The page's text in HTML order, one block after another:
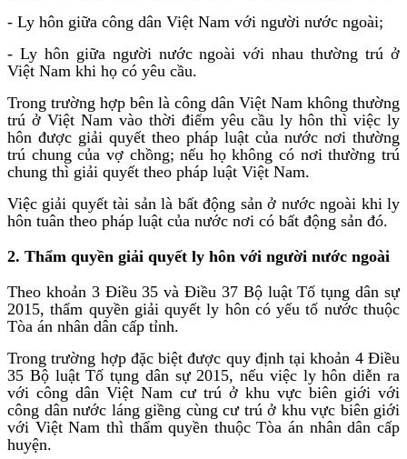
- Ly hôn giữa công dân Việt Nam với người nước ngoài;
- Ly hôn giữa người nước ngoài với nhau thường trú ở
Việt Nam khi họ có yêu cầu.
Trong trường hợp bên là công dân Việt Nam không thường
trú ở Việt Nam vào thời điểm yêu cầu ly hôn thì việc ly
hôn được giải quyết theo pháp luật của nước nơi thường
trú chung của vợ chồng; nếu họ không có nơi thường trú
chung thì giải quyết theo pháp luật Việt Nam.
Việc giải quyết tài sản là bất động sản ở nước ngoài khi ly
hôn tuân theo pháp luật của nước nơi có bất động sản đó.
2. Thẩm quyền giải quyết ly hôn với người nước ngoài
Theo khoản 3 Điều 35 và Điều 37 Bộ luật Tố tụng dân sự
2015, thẩm quyền giải quyết ly hôn có yếu tố nước thuộc
Tòa án nhân dân cấp tỉnh.
Trong trường hợp đặc biệt được quy định tại khoản 4 Điều
35 Bộ luật Tố tụng dân sự 2015, nếu việc ly hôn diễn ra
với công dân Việt Nam cư trú ở khu vực biên giới với
công dân nước láng giềng cùng cư trú ở khu vực biên giới
với Việt Nam thì thẩm quyền thuộc Tòa án nhân dân cấp
huyện.